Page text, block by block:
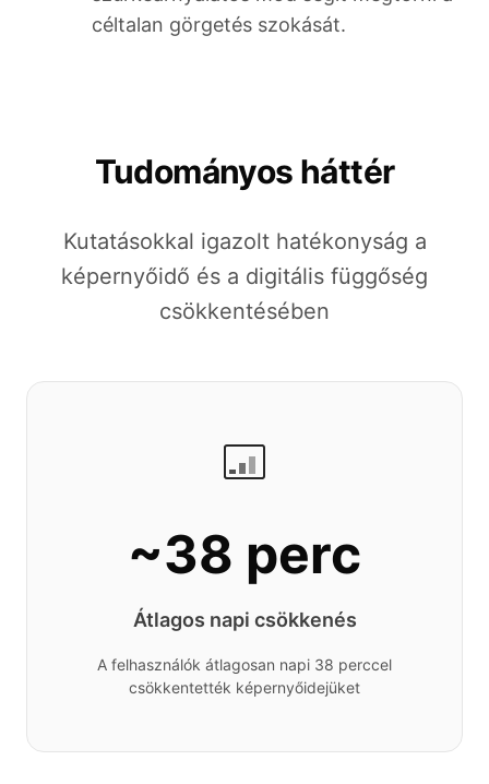
céltalan görgetés szokását.
Tudományos háttér
Kutatásokkal igazolt hatékonyság a
képernyőidő és a digitális függőség
csökkentésében
~38 perc
Átlagos napi csökkenés
A felhasználók átlagosan napi 38 perccel
csökkentették képernyőidejüket